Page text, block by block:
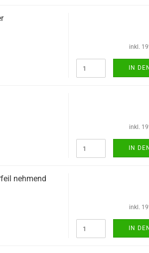
inkl.
IN
inkl.
IN
nehmend
inkl.
IN